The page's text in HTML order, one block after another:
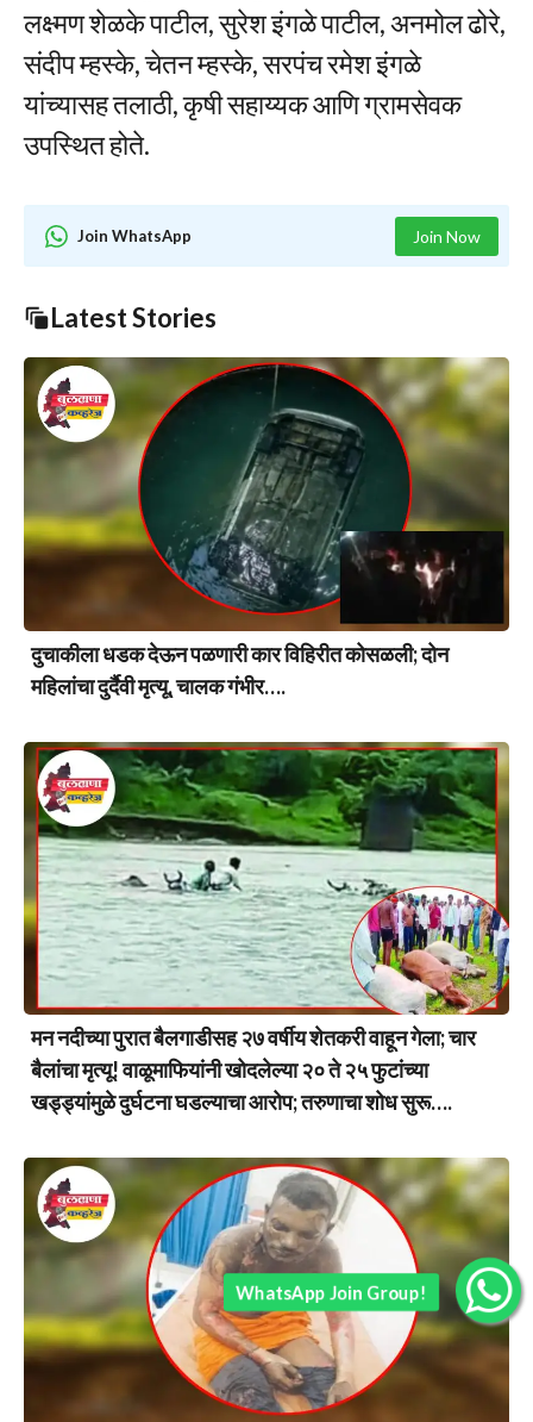
लक्ष्मण शेळके पाटील, सुरेश इंगळे पाटील, अनमोल ढोरे,
संदीप म्हस्के, चेतन म्हस्के, सरपंच रमेश इंगळे
यांच्यासह तलाठी, कृषी सहाय्यक आणि ग्रामसेवक
उपस्थित होते.
Join WhatsApp Join Now
Latest Stories
दुचाकीला धडक देऊन पळणारी कार विहिरीत कोसळली; दोन
महिलांचा दुर्दैवी मृत्यू, चालक गंभीर….
मन नदीच्या पुरात बैलगाडीसह २७ वर्षीय शेतकरी वाहून गेला; चार
बैलांचा मृत्यू! वाळूमाफियांनी खोदलेल्या २० ते २५ फुटांच्या
खड्ड्यांमुळे दुर्घटना घडल्याचा आरोप; तरुणाचा शोध सुरू….
WhatsApp Join Group!